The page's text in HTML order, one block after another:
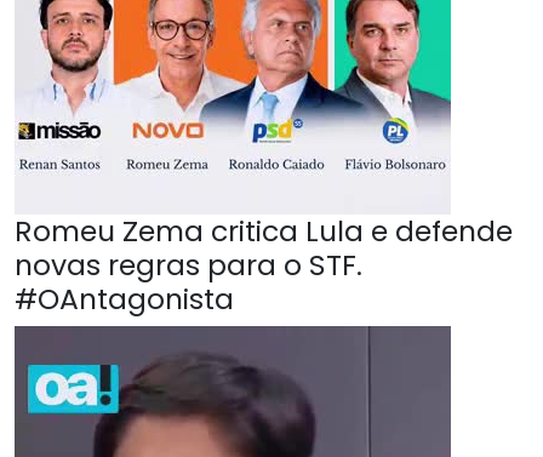
Romeu Zema critica Lula e defende
novas regras para o STF.
#OAntagonista